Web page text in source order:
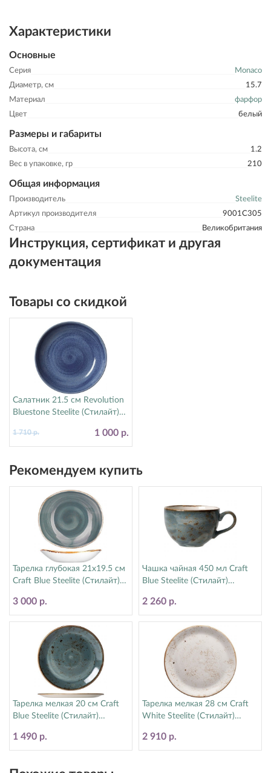
Характеристики
Основные
Серия
Monaco
Диаметр, см
15.7
Материал
фарфор
Цвет
белый
Размеры и габариты
Высота, см
1.2
Вес в упаковке, гр
210
Общая информация
Производитель
Steelite
Артикул производителя
9001C305
Страна
Великобритания
Инструкция, сертификат и другая
документация
Товары со скидкой
Салатник 21.5 см Revolution
Bluestone Steelite (Стилайт)
1 000 р.
1 710 р.
Рекомендуем купить
Тарелка глубокая 21х19.5 см
Craft Blue Steelite (Стилайт)
3 000 р.
Чашка чайная 450 мл Craft
Blue Steelite (Стилайт)
2 260 р.
Тарелка мелкая 20 см Craft
Blue Steelite (Стилайт)
1 490 р.
Тарелка мелкая 28 см Craft
White Steelite (Стилайт)
2 910 р.